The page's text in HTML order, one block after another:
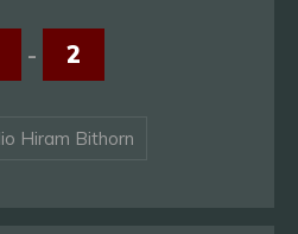
- 2
Hiram Bithorn